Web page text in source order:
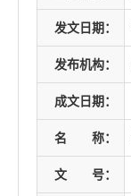
发文日期：
发布机构：
成文日期：
名 称：
文 号：